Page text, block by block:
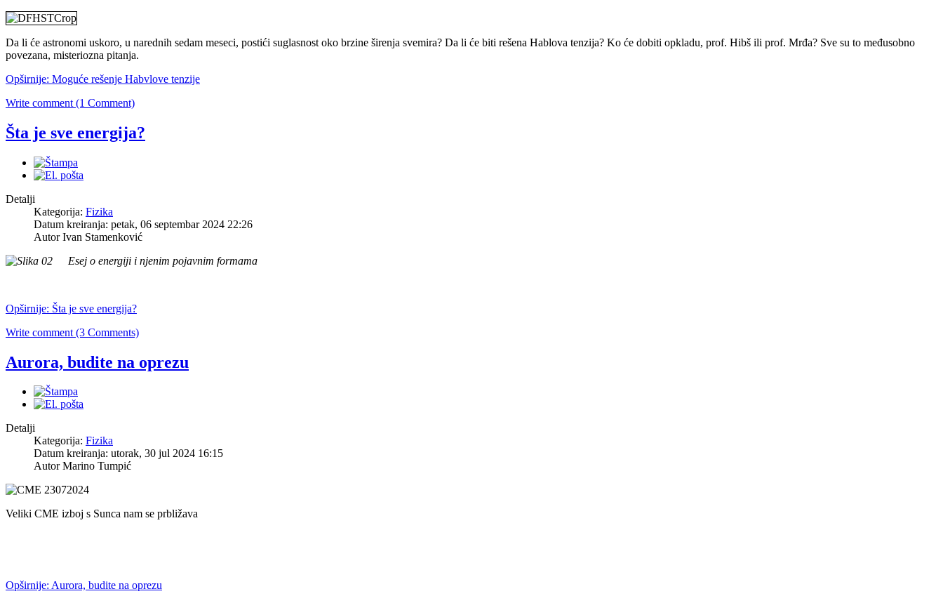
Da li će astronomi uskoro, u narednih sedam meseci, postići suglasnost oko brzine širenja svemira? Da li će biti rešena Hablova tenzija? Ko će dobiti opkladu, prof. Hibš ili prof. Mrđa? Sve su to međusobno
povezana, misteriozna pitanja.
Opširnije: Moguće rešenje Habvlove tenzije
Write comment (1 Comment)
Šta je sve energija?
Detalji
Kategorija: Fizika
Datum kreiranja: petak, 06 septembar 2024 22:26
Autor Ivan Stamenković
Esej o energiji i njenim pojavnim formama
Opširnije: Šta je sve energija?
Write comment (3 Comments)
Aurora, budite na oprezu
Detalji
Kategorija: Fizika
Datum kreiranja: utorak, 30 jul 2024 16:15
Autor Marino Tumpić
Veliki CME izboj s Sunca nam se prbližava
Opširnije: Aurora, budite na oprezu